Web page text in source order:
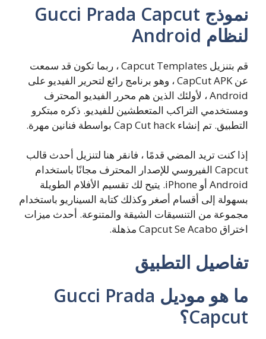
نموذج Gucci Prada Capcut
لنظام Android
قم بتنزيل Capcut Templates ، ربما تكون قد سمعت
عن CapCut APK ، وهو برنامج رائع لتحرير الفيديو على
Android ، لأولئك الذين هم محرر الفيديو المحترف
ومستخدمي التراكب المتعطشين للفيديو. ذكره مبتكرو
التطبيق. تم إنشاء Cap Cut hack بواسطة فنانين مهرة.
إذا كنت تريد المضي قدمًا ، فانقر هنا لتنزيل أحدث قالب
Capcut الفيروسي للإصدار المحترف مجانًا باستخدام
Android أو iPhone. يتيح لك تقسيم الأفلام الطويلة
بسهولة إلى أقسام أصغر وكذلك كتابة السيناريو باستخدام
مجموعة من التنسيقات الشيقة والمتنوعة. أحدث ميزات
اختراق Capcut Se Acabo مذهلة.
تفاصيل التطبيق
ما هو موديل Gucci Prada
Capcut؟